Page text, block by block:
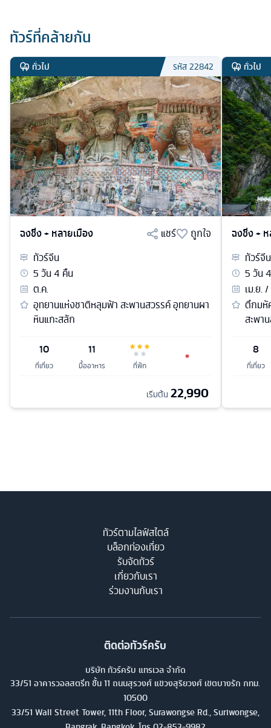
ทัวร์ที่คล้ายกัน
ทั่วไป รหัส22842
ฉงชิ่ง + หลายเมือง แชร์
ถูกใจ
ทัวร์จีน
5วัน4 คืน
ต.ค.
อุทยานแห่งชาติหลุมฟ้า สะพานสวรรค์ อุทยานผา
หินแกะสลัก
10
ที่เที่ยว
11
มื้ออาหาร ที่พัก
เริ่มต้น 22,990
ทั่วไป
ฉงชิ่ง +
ทัวร์จีน
5วัน4
เม.ย.
ตึกมหั
สะพา
8
ที่เที่ยว
ทัวร์ตามไลฟ์สไตล์
บล็อกท่องเที่ยว
รับจัดทัวร์
เกี่ยวกับเรา
ร่วมงานกับเรา
ติดต่อทัวร์ครับ
บริษัท ทัวร์ครับ แทรเวล จำกัด
33/51 อาคารวอลสตรีท ชั้น 11 ถนนสุรวงศ์ แขวงสุริยวงศ์ เขตบางรัก กทม.
10500
33/51 Wall Street Tower, 11th Floor, Surawongse Rd., Suriwongse,